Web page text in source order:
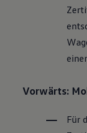
Vorwärts:
Für